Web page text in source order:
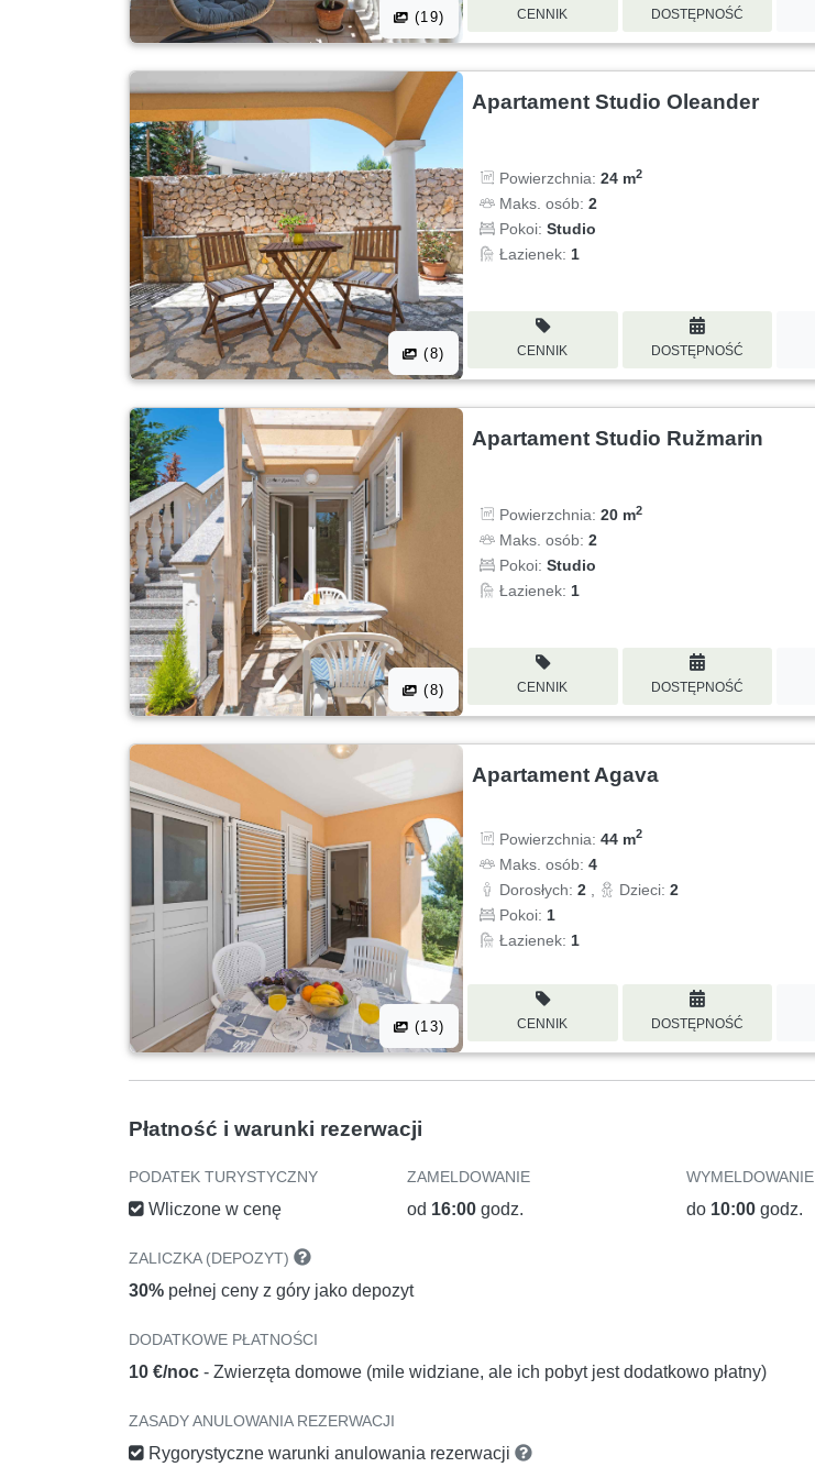
(19) CENNIK DOSTĘPNOŚĆ
(8)
Apartament Studio Oleander
Powierzchnia:24 m2
Maks. osób:2
Pokoi:Studio
Łazienek: 1
CENNIK DOSTĘPNOŚĆ
(8)
Apartament Studio Ružmarin
Powierzchnia:20 m2
Maks. osób:2
Pokoi:Studio
Łazienek: 1
CENNIK DOSTĘPNOŚĆ
(13)
Apartament Agava
Powierzchnia:44 m2
Maks. osób:4
Dorosłych:2 Dzieci:2
Pokoi: 1
Łazienek: 1
CENNIK DOSTĘPNOŚĆ
Płatność i warunki rezerwacji
PODATEK TURYSTYCZNY
Wliczone w cenę
ZAMELDOWANIE
od 16:00 godz.
WYMELDOWANIE
do 10:00godz.
ZALICZKA (DEPOZYT)
30% pełnej ceny z góry jako depozyt
DODATKOWE PŁATNOŚCI
10 €/noc - Zwierzęta domowe (mile widziane, ale ich pobyt jest dodatkowo płatny)
ZASADY ANULOWANIA REZERWACJI
Rygorystyczne warunki anulowania rezerwacji